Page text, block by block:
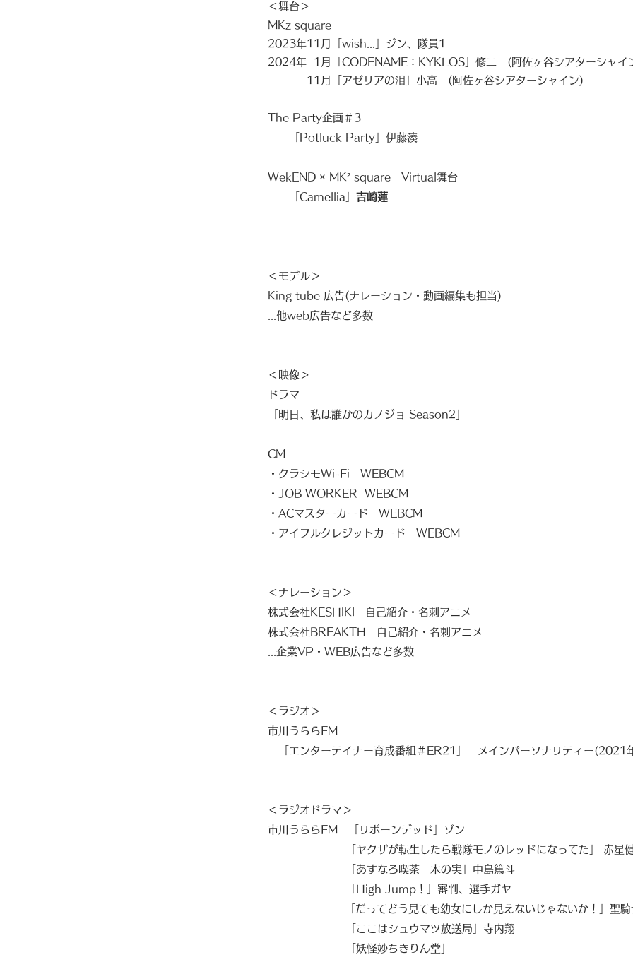
＜舞台＞
MKz square​
2023年11月「wish...」ジン、隊員1
2024年 1月「CODENAME：KYKLOS」修二 (阿佐ヶ谷シアターシャイ
11月「アゼリアの泪」小高 (阿佐ヶ谷シアターシャイン)
The Party企画＃3
「Potluck Party」伊藤湊
WekEND × MK² square Virtual舞台
「Camellia」 吉崎蓮
＜モデル＞
King tube 広告​(ナレーション・動画編集も担当)
...他web広告など多数
＜映像＞
ドラマ
「明日、私は誰かのカノジョ Season2」
​CM
・クラシモWi-Fi WEBCM
・JOB WORKER WEBCM
・ACマスターカード WEBCM
​・アイフルクレジットカード WEBCM
＜ナレーション＞
株式会社KESHIKI 自己紹介・名刺アニメ
株式会社BREAKTH 自己紹介・名刺アニメ
​...企業VP・WEB広告など多数
＜ラジオ＞
市川うららFM
「エンターテイナー育成番組＃ER21」 メインパーソナリティー(2021
＜ラジオドラマ＞
市川うららFM 「リボーンデッド」ゾン
「ヤクザが転生したら戦隊モノのレッドになってた」 赤星健
「あすなろ喫茶 木の実」中島篤斗
​ 「High Jump！」審判、選手ガヤ
「だってどう見ても幼女にしか見えないじゃないか！」聖
「ここはシュウマツ放送局」寺内翔
「妖怪妙ちきりん堂」